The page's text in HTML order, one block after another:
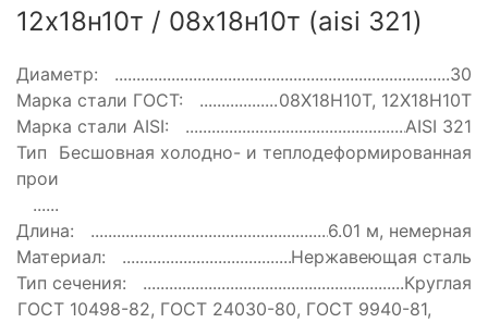
12х18н10т / 08х18н10т (aisi 321)
Диаметр:
30
Марка стали ГОСТ:
08Х18Н10Т, 12Х18Н10Т
Марка стали AISI:
AISI 321
Тип
производства:
Бесшовная холодно- и теплодеформированная
Длина:
6.01 м, немерная
Материал:
Нержавеющая сталь
Тип сечения:
Круглая
ГОСТ:
ГОСТ 10498-82, ГОСТ 24030-80, ГОСТ 9940-81,